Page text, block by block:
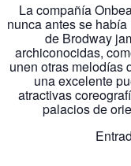
La compañía
nunca antes se
de Brodway
archiconocidas,
unen otras melodías
una excelente
atractivas
palacios de